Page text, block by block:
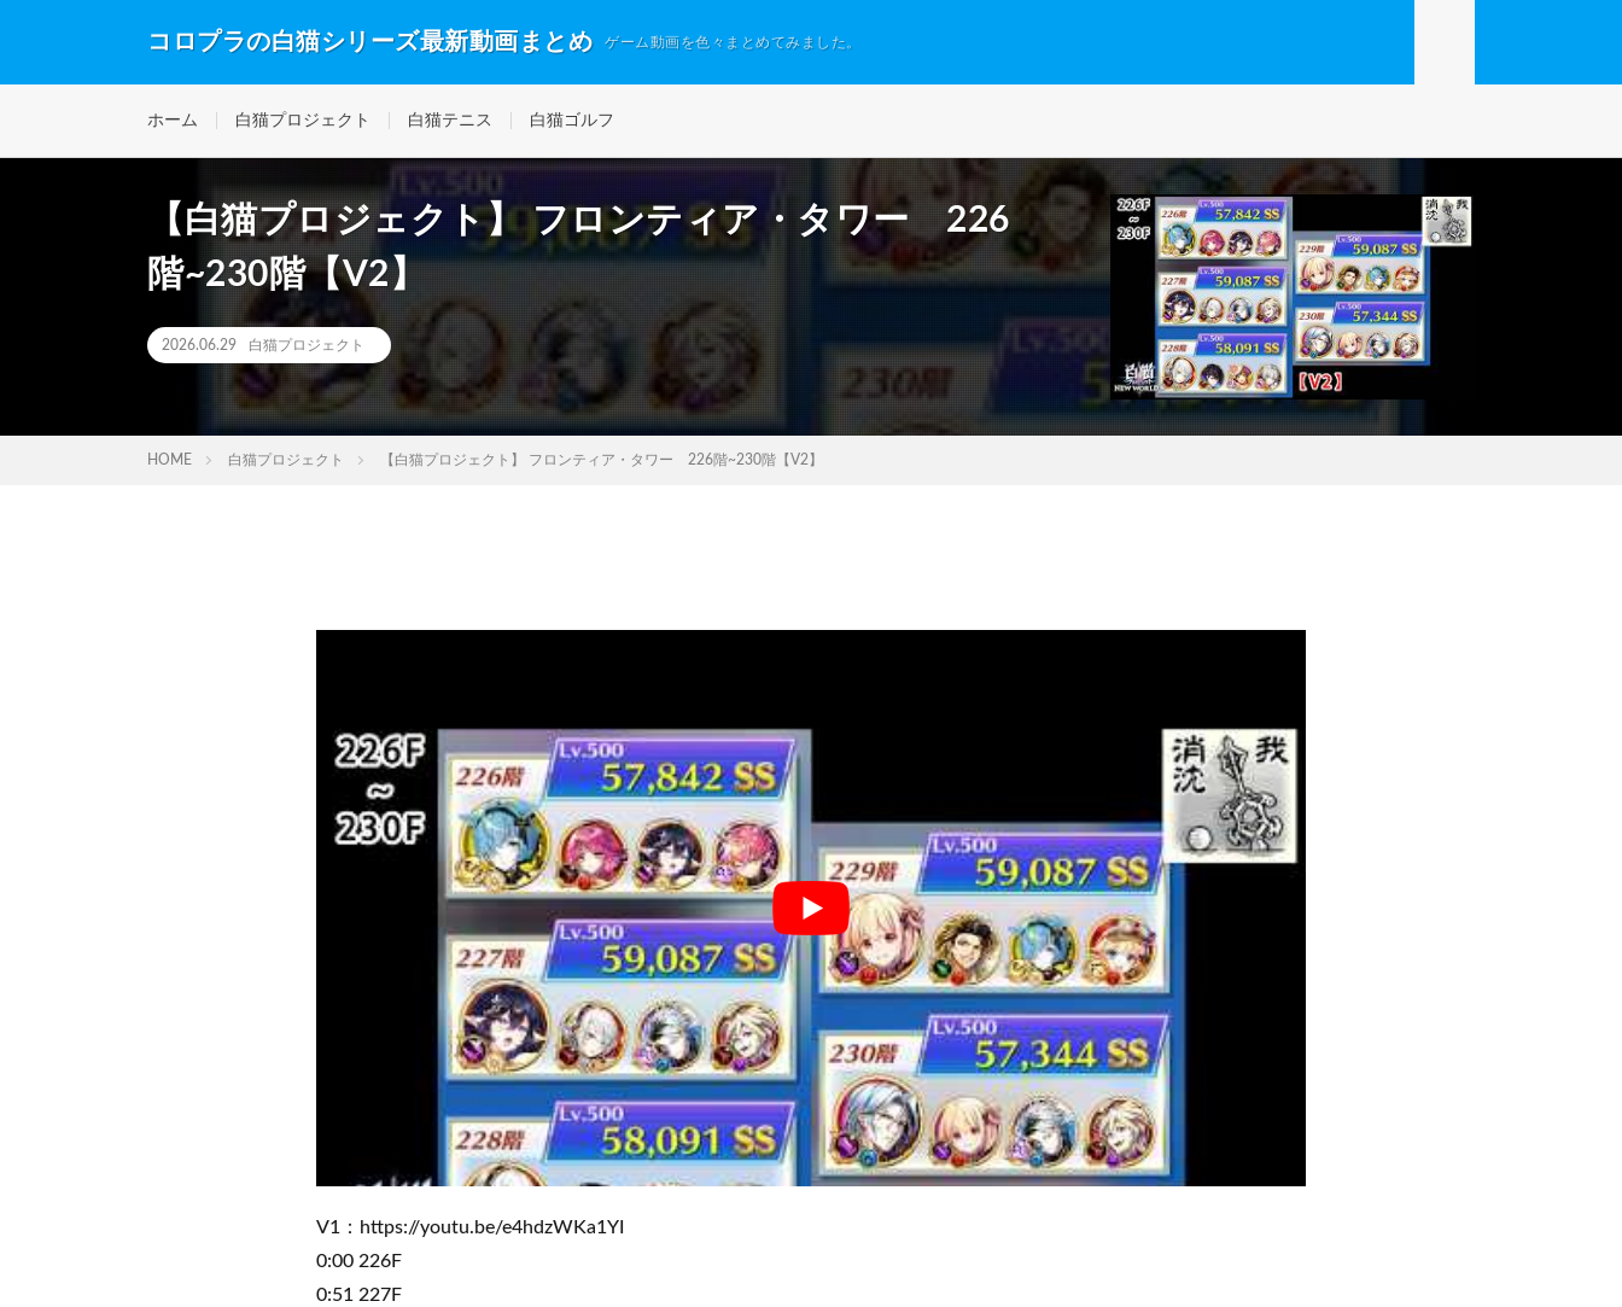
コロプラの白猫シリーズ最新動画まとめ ゲーム動画を色々まとめてみました。
ホーム 白猫プロジェクト 白猫テニス 白猫ゴルフ
【白猫プロジェクト】 フロンティア・タワー 226
階~230階【V2】
2026.06.29 白猫プロジェクト
HOME 白猫プロジェクト 【白猫プロジェクト】 フロンティア・タワー 226階~230階【V2】
V1：https://youtu.be/e4hdzWKa1YI
0:00 226F
0:51 227F